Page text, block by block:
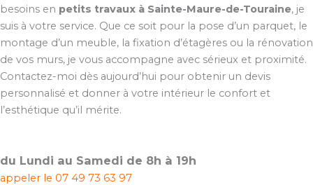
besoins en petits travaux à Sainte-Maure-de-Touraine, je
suis à votre service. Que ce soit pour la pose d’un parquet, le
montage d’un meuble, la fixation d’étagères ou la rénovation
de vos murs, je vous accompagne avec sérieux et proximité.
Contactez-moi dès aujourd’hui pour obtenir un devis
personnalisé et donner à votre intérieur le confort et
l’esthétique qu’il mérite.
du Lundi au Samedi de 8h à 19h
appeler le 07 49 73 63 97